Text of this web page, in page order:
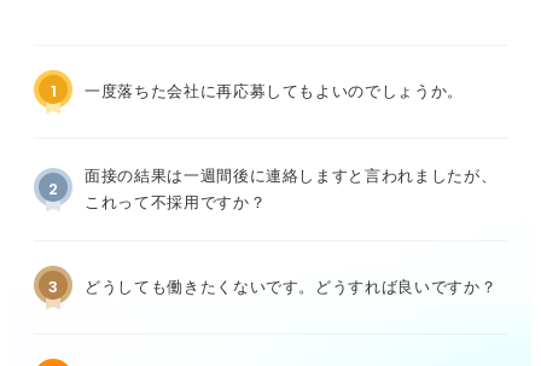
1 一度落ちた会社に再応募してもよいのでしょうか。
2
面接の結果は一週間後に連絡しますと言われましたが、
これって不採用ですか？
3 どうしても働きたくないです。どうすれば良いですか？